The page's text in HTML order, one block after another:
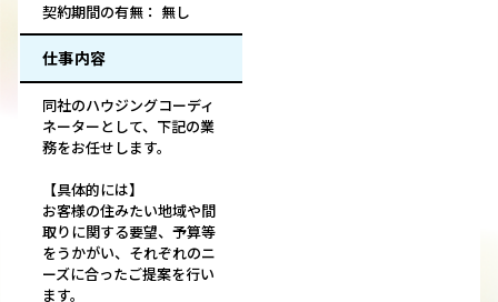
契約期間の有無： 無し
仕事内容
同社のハウジングコーディ
ネーターとして、下記の業
務をお任せします。
【具体的には】
お客様の住みたい地域や間
取りに関する要望、予算等
をうかがい、それぞれのニ
ーズに合ったご提案を行い
ます。